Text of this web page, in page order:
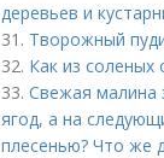
деревьев и
31. Творожный
32. Как из
33. Свежая малина
ягод, а на
плесенью? Что же